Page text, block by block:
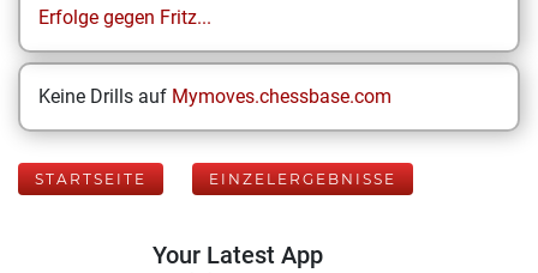
Erfolge gegen Fritz...
Keine Drills auf Mymoves.chessbase.com
STARTSEITE EINZELERGEBNISSE
Your Latest App